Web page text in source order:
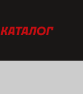
КАТАЛОГ